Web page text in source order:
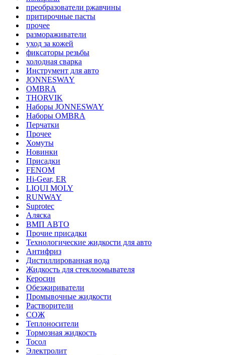
преобразователи ржавчины
притирочные пасты
прочее
размораживатели
уход за кожей
фиксаторы резьбы
холодная сварка
Инструмент для авто
JONNESWAY
OMBRA
THORVIK
Наборы JONNESWAY
Наборы OMBRA
Перчатки
Прочее
Хомуты
Новинки
Присадки
FENOM
Hi-Gear, ER
LIQUI MOLY
RUNWAY
Suprotec
Аляска
ВМП АВТО
Прочие присадки
Технологические жидкости для авто
Антифриз
Дистиллированная вода
Жидкость для стеклоомывателя
Керосин
Обезжириватели
Промывочные жидкости
Растворители
СОЖ
Теплоносители
Тормозная жидкость
Тосол
Электролит